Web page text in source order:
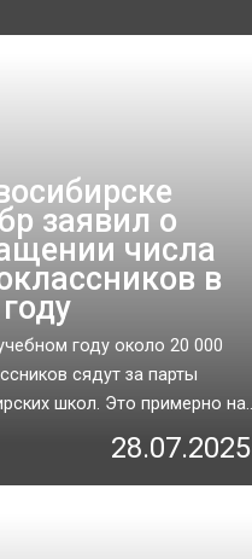
заявил о
числа
в
году около 20 000
сядут за парты
школ. Это примерно
28.07.2025